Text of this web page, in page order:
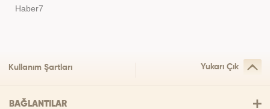
Haber7
Kullanım Şartları Yukarı Çık
BAĞLANTILAR